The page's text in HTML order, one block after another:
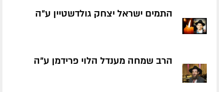
התמים ישראל יצחק גולדשטיין ע״ה
הרב שמחה מענדל הלוי פרידמן ע״ה